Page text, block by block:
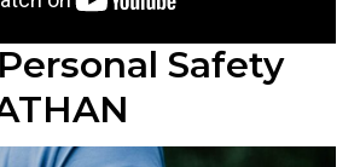
Safety